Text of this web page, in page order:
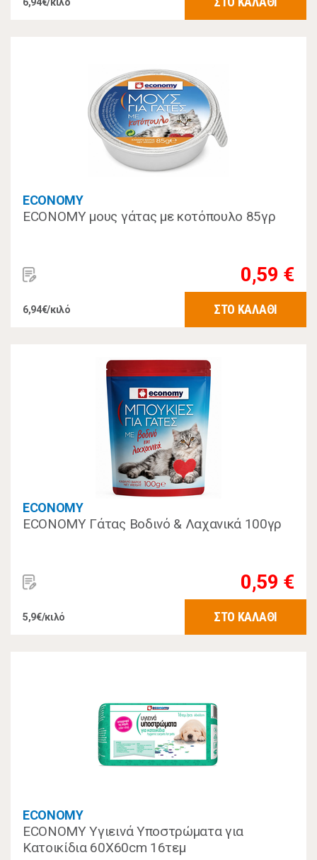
ECONOMY
ECONOMY μους γάτας με κοτόπουλο 85γρ
0,59 €
6,94€/κιλό ΣΤΟ ΚΑΛΑΘΙ
ECONOMY
ECONOMY Γάτας Βοδινό & Λαχανικά 100γρ
0,59 €
5,9€/κιλό ΣΤΟ ΚΑΛΑΘΙ
ECONOMY
ECONOMY Υγιεινά Υποστρώματα για
Κατοικίδια 60Χ60cm 16τεμ